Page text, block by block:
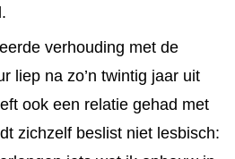
verhouding met de
liep na zo’n twintig jaar uit
ook een relatie gehad met
zichzelf beslist niet lesbisch: